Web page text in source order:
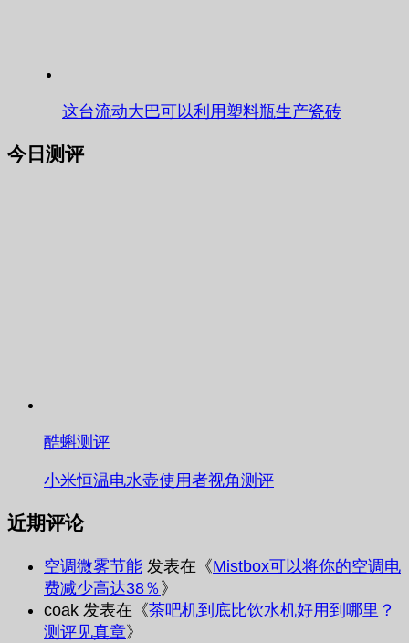
这台流动大巴可以利用塑料瓶生产瓷砖
今日测评
酷蝌测评
小米恒温电水壶使用者视角测评
近期评论
空调微雾节能 发表在《Mistbox可以将你的空调电
费减少高达38％ 》
coak 发表在《茶吧机到底比饮水机好用到哪里？
测评见真章》